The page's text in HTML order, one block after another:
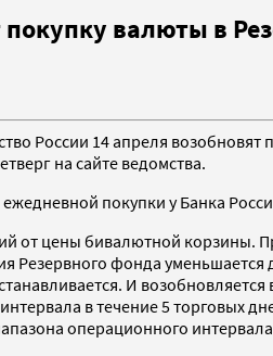
валюты в
России 14 апреля
на сайте ведомства.
покупки у Банка
от цены бивалютной корзины.
Резервного фонда
И
в течение 5 торговых
операционного